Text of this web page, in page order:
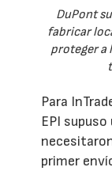
DuPont
fabricar
proteger a
Para
EPI
primer